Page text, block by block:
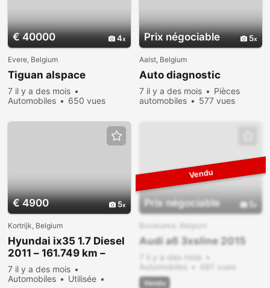
€ 40000 4
Evere, Belgium
Tiguan alspace
7 il y a des mois
Automobiles
650 vues
Prix ​​négociable 5
Aalst, Belgium
Auto diagnostic
7 il y a des mois
Pièces
automobiles
577 vues
€ 4900 5
Kortrijk, Belgium
Hyundai ix35 1.7 Diesel
2011 – 161.749 km –
Zilverkleurig
7 il y a des mois
Automobiles
Utilisée
Prix ​​négociable 5
Bovekerke, Belgium
Audi a6 3xsline 2015
7 il y a des mois
Automobiles
481 vues
Vendu